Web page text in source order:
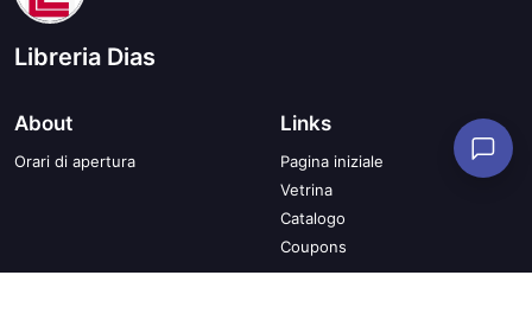
Libreria Dias
About
Orari di apertura
Links
Pagina iniziale
Vetrina
Catalogo
Coupons